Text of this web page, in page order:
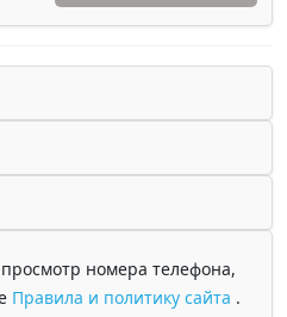
номера телефона,
Правила и политику сайта .